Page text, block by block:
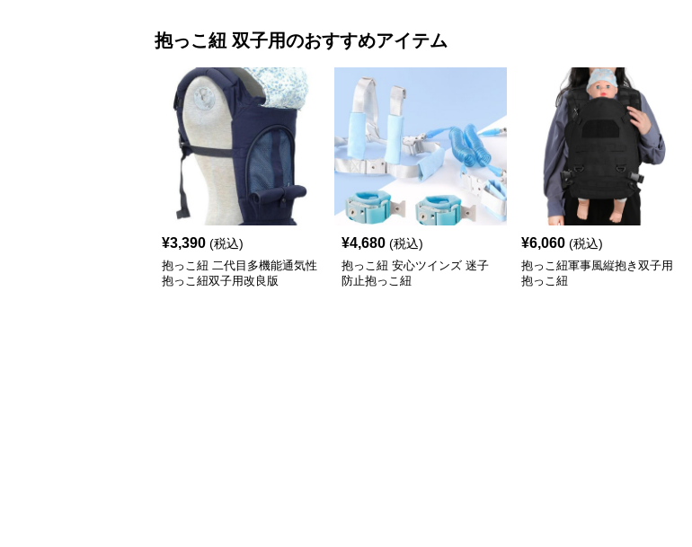
抱っこ紐 双子用のおすすめアイテム
¥3,390 (税込)
抱っこ紐 二代目多機能通気性
抱っこ紐双子用改良版
¥4,680 (税込)
抱っこ紐 安心ツインズ 迷子
防止抱っこ紐
¥6,060 (税込)
抱っこ紐軍事風縦抱き双子用
抱っこ紐